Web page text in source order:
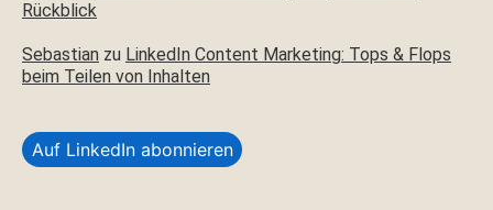
Rückblick
Sebastian zu LinkedIn Content Marketing: Tops & Flops
beim Teilen von Inhalten
Auf LinkedIn abonnieren